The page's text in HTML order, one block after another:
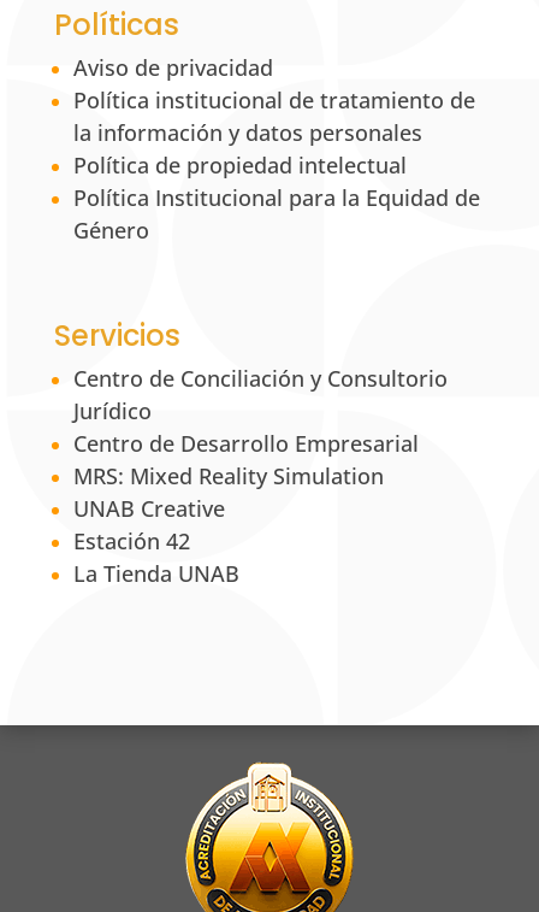
Políticas
Aviso de privacidad
Política institucional de tratamiento de
la información y datos personales
Política de propiedad intelectual
Política Institucional para la Equidad de
Género
Servicios
Centro de Conciliación y Consultorio
Jurídico
Centro de Desarrollo Empresarial
MRS: Mixed Reality Simulation
UNAB Creative
Estación 42
La Tienda UNAB